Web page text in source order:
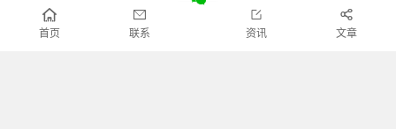
首页 联系 资讯 文章